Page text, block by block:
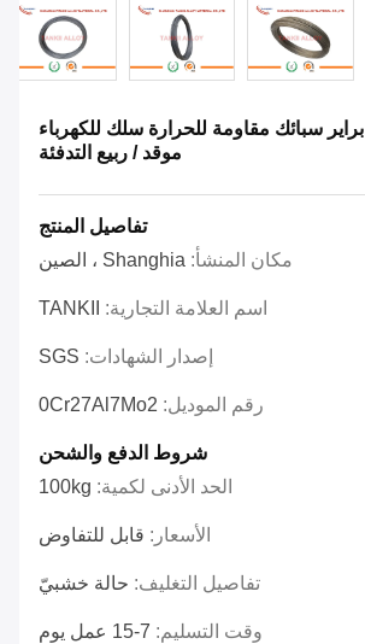
0cr27al7mo2 براير سبائك مقاومة للحرارة سلك للكهرباء
موقد / ربيع التدفئة
تفاصيل المنتج
مكان المنشأ: Shanghia ، الصين
اسم العلامة التجارية: TANKII
إصدار الشهادات: SGS
رقم الموديل: 0Cr27Al7Mo2
شروط الدفع والشحن
الحد الأدنى لكمية: 100kg
الأسعار: قابل للتفاوض
تفاصيل التغليف: حالة خشبيّ
وقت التسليم: 7-15 عمل يوم